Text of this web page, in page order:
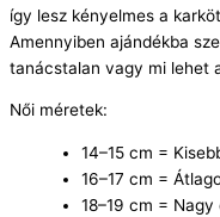
így lesz kényelmes a
Amennyiben ajándékba
tanácstalan vagy mi lehet
Női méretek:
14–15 cm =
16–17 cm =
18–19 cm =